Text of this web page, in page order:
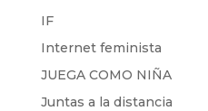
IF
Internet feminista
JUEGA COMO NIÑA
Juntas a la distancia